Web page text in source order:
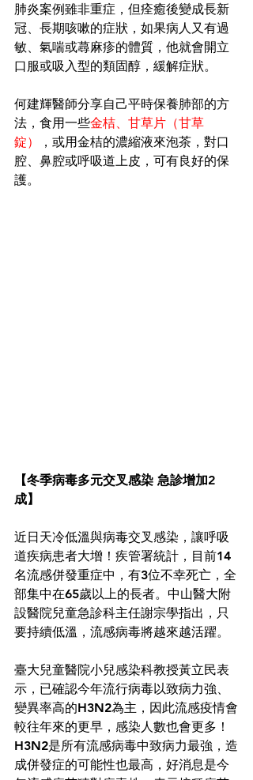
肺炎案例雖非重症，但痊癒後變成長新
冠、長期咳嗽的症狀，如果病人又有過
敏、氣喘或蕁麻疹的體質，他就會開立
口服或吸入型的類固醇，緩解症狀。
何建輝醫師分享自己平時保養肺部的方
法，食用一些金桔、甘草片（甘草
錠）
，或用金桔的濃縮液來泡茶，對口
腔、鼻腔或呼吸道上皮，可有良好的保
護。
【冬季病毒多元交叉感染 急診增加2
成】
近日天冷低溫與病毒交叉感染，讓呼吸
道疾病患者大增！疾管署統計，目前14
名流感併發重症中，有3位不幸死亡，全
部集中在65歲以上的長者。中山醫大附
設醫院兒童急診科主任謝宗學指出，只
要持續低溫，流感病毒將越來越活躍。
臺大兒童醫院小兒感染科教授黃立民表
示，已確認今年流行病毒以致病力強、
變異率高的H3N2為主，因此流感疫情會
較往年來的更早，感染人數也會更多！
H3N2是所有流感病毒中致病力最強，造
成併發症的可能性也最高，好消息是今